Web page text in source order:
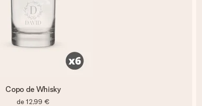
Copo de Whisky
de 12,99 €